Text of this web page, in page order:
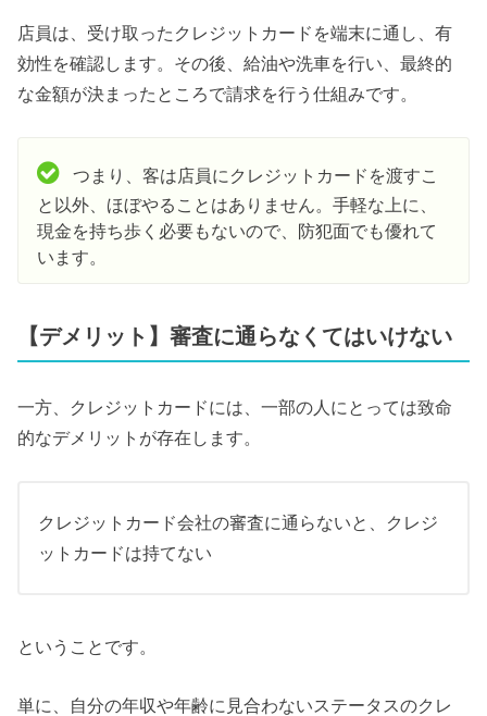
店員は、受け取ったクレジットカードを端末に通し、有
効性を確認します。その後、給油や洗車を行い、最終的
な金額が決まったところで請求を行う仕組みです。
つまり、客は店員にクレジットカードを渡すこ
と以外、ほぼやることはありません。手軽な上に、
現金を持ち歩く必要もないので、防犯面でも優れて
います。
【デメリット】審査に通らなくてはいけない
一方、クレジットカードには、一部の人にとっては致命
的なデメリットが存在します。
クレジットカード会社の審査に通らないと、クレジ
ットカードは持てない
ということです。
単に、自分の年収や年齢に見合わないステータスのクレ